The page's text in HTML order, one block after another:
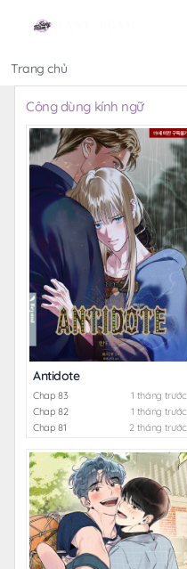
Trang chủ
Công dùng kính ngữ
Antidote
Chap 83
1 tháng trước
Chap 82
1 tháng trước
Chap 81
2 tháng trước